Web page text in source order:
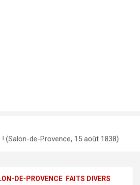
(Salon-de-Provence, 15 août 1838)
DE-PROVENCE
FAITS DIVERS